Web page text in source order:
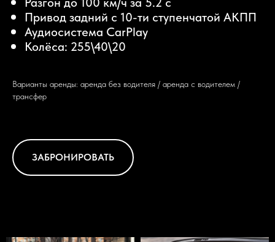
Привод задний с 10-ти ступенчатой АКПП
Аудиосистема CarPlay
Колёса: 255\40\20
Варианты аренды: аренда без водителя / аренда с водителем /
трансфер
ЗАБРОНИРОВАТЬ